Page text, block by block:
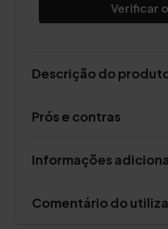
Verificar
Descrição do
Prós e contras
Informações
Comentário do